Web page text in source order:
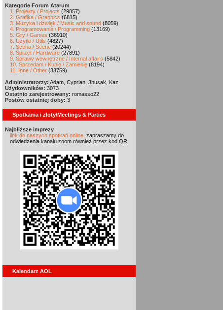
Kategorie Forum Atarum
1. Projekty / Projects (29857)
2. Grafika / Graphics (6815)
3. Muzyka i dźwięk / Music and sound (8059)
4. Programowanie / Programming (13169)
5. Gry / Games (36910)
6. Użytki / Utils (4827)
7. Scena / Scene (20244)
8. Sprzęt / Hardware (27891)
9. Sprawy wewnętrzne / Internal affairs (5842)
10. Sprzedam / Kupię / Zamienię (8194)
11. Inne / Other (33759)
Administratorzy: Adam, Cyprian, Jhusak, Kaz
Użytkowników: 3073
Ostatnio zarejestrowany: romasso22
Postów ostatniej doby: 3
Spotkania i zloty/Meetings & Parties
Najbliższe imprezy
link do naszych spotkań online, zapraszamy do
odwiedzenia kanału zoom również przez kod QR:
Kalendarz AOL